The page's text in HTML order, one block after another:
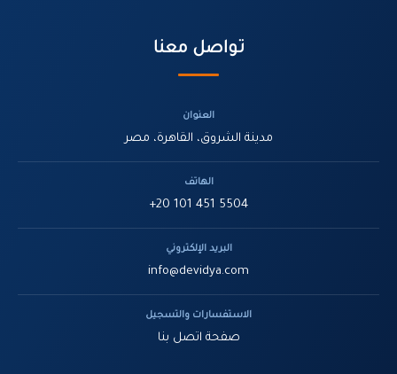
تواصل معنا
العنوان
مدينة الشروق، القاهرة، مصر
الهاتف
+20 101 451 5504
البريد الإلكتروني
info@devidya.com
الاستفسارات والتسجيل
صفحة اتصل بنا